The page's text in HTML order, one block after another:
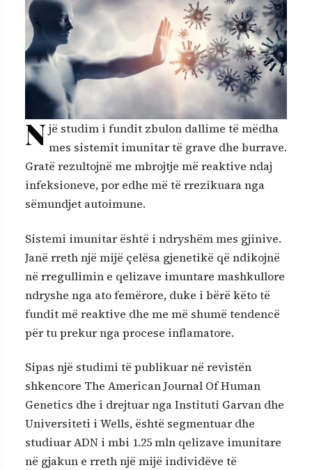
N jë studim i fundit zbulon dallime të mëdha
mes sistemit imunitar të grave dhe burrave.
Gratë rezultojnë me mbrojtje më reaktive ndaj
infeksioneve, por edhe më të rrezikuara nga
sëmundjet autoimune.
Sistemi imunitar është i ndryshëm mes gjinive.
Janë rreth një mijë çelësa gjenetikë që ndikojnë
në rregullimin e qelizave imuntare mashkullore
ndryshe nga ato femërore, duke i bërë këto të
fundit më reaktive dhe me më shumë tendencë
për tu prekur nga procese inflamatore.
Sipas një studimi të publikuar në revistën
shkencore The American Journal Of Human
Genetics dhe i drejtuar nga Instituti Garvan dhe
Universiteti i Wells, është segmentuar dhe
studiuar ADN i mbi 1.25 mln qelizave imunitare
në gjakun e rreth një mijë individëve të